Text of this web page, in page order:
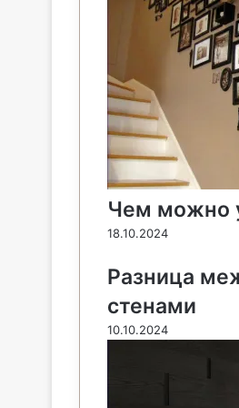
и
к
и
т
Чем можно
18.10.2024
Разница
стенами
10.10.2024